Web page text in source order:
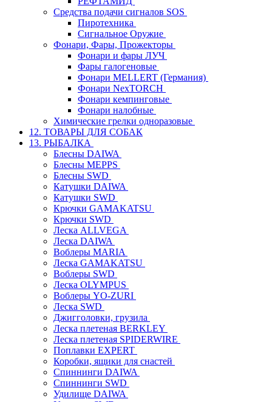
Средства подачи сигналов SOS
Пиротехника
Сигнальное Оружие
Фонари, Фары, Прожекторы
Фонари и фары ЛУЧ
Фары галогеновые
Фонари MELLERT (Германия)
Фонари NexTORCH
Фонари кемпинговые
Фонари налобные
Химические грелки одноразовые
12. ТОВАРЫ ДЛЯ СОБАК
13. РЫБАЛКА
Блесны DAIWA
Блесны MEPPS
Блесны SWD
Катушки DAIWA
Катушки SWD
Крючки GAMAKATSU
Крючки SWD
Леска ALLVEGA
Леска DAIWA
Воблеры MARIA
Леска GAMAKATSU
Воблеры SWD
Леска OLYMPUS
Воблеры YO-ZURI
Леска SWD
Джигголовки, грузила
Леска плетеная BERKLEY
Леска плетеная SPIDERWIRE
Поплавки EXPERT
Коробки, ящики для снастей
Спиннинги DAIWA
Спиннинги SWD
Удилище DAIWA